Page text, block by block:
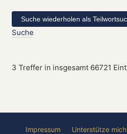
Suche
3 Treffer in insgesamt 66721
Impressum Unterstütze